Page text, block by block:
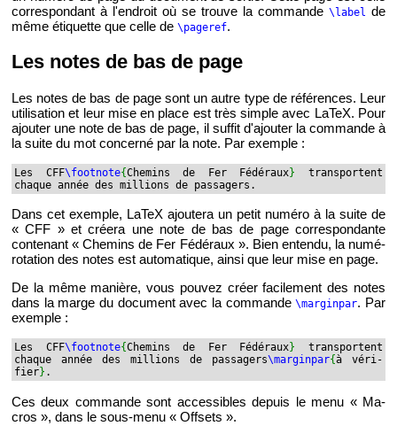
cor­res­pon­dant à l'en­droit où se trouve la com­mande \label de
même éti­quette que celle de \pa­ge­ref.
Les notes de bas de page
Les notes de bas de page sont un autre type de ré­fé­rences. Leur
uti­li­sa­tion et leur mise en place est très simple avec LaTeX. Pour
ajou­ter une note de bas de page, il suf­fit d'ajou­ter la com­mande à
la suite du mot concerné par la note. Par exemple :
Les CFF\foot­note{Che­mins de Fer Fé­dé­raux}
trans­portent
chaque année des mil­lions de pas­sa­gers.
Dans cet exemple, LaTeX ajou­tera un petit nu­méro à la suite de
« CFF » et créera une note de bas de page cor­res­pon­dante
conte­nant « Che­mins de Fer Fé­dé­raux ». Bien en­tendu, la nu­mé­
ro­ta­tion des notes est au­to­ma­tique, ainsi que leur mise en page.
De la même ma­nière, vous pou­vez créer fa­ci­le­ment des notes
dans la marge du do­cu­ment avec la com­mande\mar­gin­par. Par
exemple :
Les CFF\foot­note{Che­mins de Fer Fé­dé­raux}
trans­portent
chaque année des mil­lions de pas­sa­gers\mar­gin­par{à vé­ri­
fier} .
Ces deux com­mande sont ac­ces­sibles de­puis le menu « Ma­
cros », dans le sous-menu « Off­sets ».